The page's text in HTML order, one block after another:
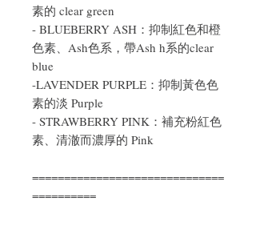
素的 clear green
- BLUEBERRY ASH：抑制紅色和橙
色素、Ash色系，帶Ash h系的clear
blue
-LAVENDER PURPLE：抑制黃色色
素的淡 Purple
- STRAWBERRY PINK：補充粉紅色
素、清澈而濃厚的 Pink
==============================
==========